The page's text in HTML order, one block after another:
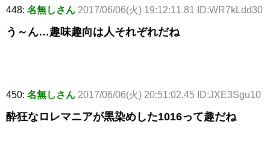
448: 名無しさん 2017/06/06(火) 19:12:11.81 ID:WR7kLdd30
う～ん…趣味趣向は人それぞれだね
450: 名無しさん 2017/06/06(火) 20:51:02.45 ID:JXE3Sgu10
酔狂なロレマニアが黒染めした1016って趣だね